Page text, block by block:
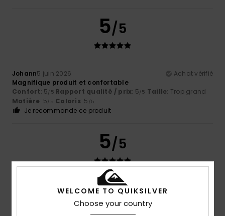
5/5
Johann5 juin 2026
Achat vérifié
Magnifique produit et confortable
Confort: 5/5 Rapport qualité / prix: 5/5 Taille: Trop grand
Matière: 5/5 Coloris: 5 /5
Je recommande ce produit
5/5
24 mai 2026WELCOME TO QUIKSILVER
Choose your country